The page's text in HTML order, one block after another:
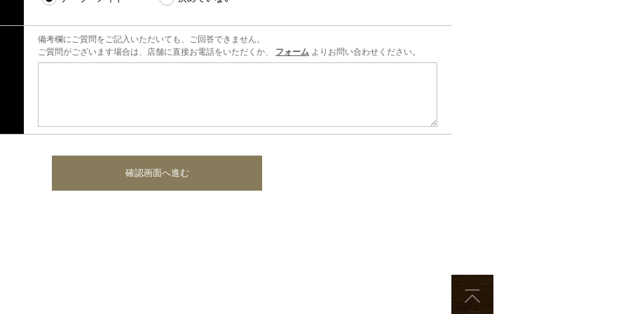
備考欄にご質問をご記入いただいても、ご回答できません。
ご質問がございます場合は、店舗に直接お電話をいただくか、 フォーム よりお問い合わせください。
確認画面へ進む